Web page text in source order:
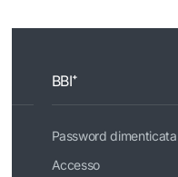
BBI⁺
Password dimenticata
Accesso